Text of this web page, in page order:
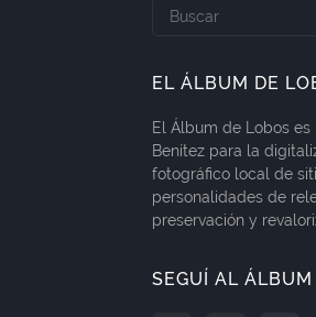
EL ÁLBUM DE
El Álbum de Lobos
Benítez para la
fotográfico local de
personalidades de
preservación y
SEGUÍ AL ÁLBUM